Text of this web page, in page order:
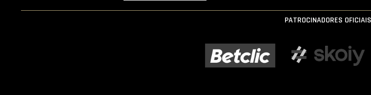
PATROCINADORES OFICIAIS